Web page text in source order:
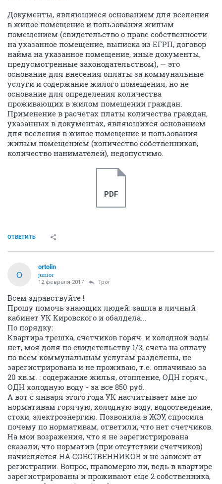
Документы, являющиеся основанием для вселения
в жилое помещение и пользования жилым
помещением (свидетельство о праве собственности
на указанное помещение, выписка из ЕГРП, договор
найма на указанное помещение, иные документы,
предусмотренные законодательством), — это
основание для внесения оплаты за коммунальные
услуги и содержание жилого помещения, но не
основание для определения количества
проживающих в жилом помещении граждан.
Применение в расчетах платы количества граждан,
указанных в документах, являющихся основанием
для вселения в жилое помещение и пользования
жилым помещением (количество собственников,
количество нанимателей), недопустимо.
PDF
ОТВЕТИТЬ
O
ortolin
junior
12 февраля 2017 Трог
Всем здравствуйте !
Прошу помочь знающих людей: зашла в личный
кабинет УК Кировского и обалдела...
По порядку:
Квартира трешка, счетчиков горяч. и холодной воды
нет, моя доля по свидетельству 1/3, счета на оплату
по всем коммунальным услугам разделены, не
зарегистрирована и не проживаю, т.е. оплачиваю за
20 кв.м. : содержание жилья, отопление, ОДН горяч.,
ОДН холодную воду - за все 850 руб.
А вот с января этого года УК насчитывает мне по
нормативам горячую, холодную воду, водоотведение,
стоки, электроэнергию. Позвонила в ЖЭУ, спросила
почему по нормативам, ответили, что нет счетчиков.
На мои возражения, что я не зарегистрирована
сказали, что норматив (при отсутствии счетчиков)
начисляется НА СОБСТВЕННИКОВ и не зависит от
регистрации. Вопрос, правомерно ли, ведь в квартире
зарегистрированы и проживают еще 2 собственника,